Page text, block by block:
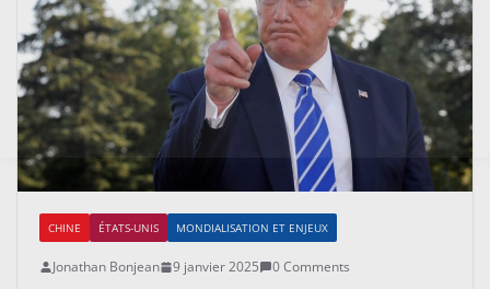
CHINE ÉTATS-UNIS MONDIALISATION ET ENJEUX
Jonathan Bonjean 9 janvier 2025 0 Comments